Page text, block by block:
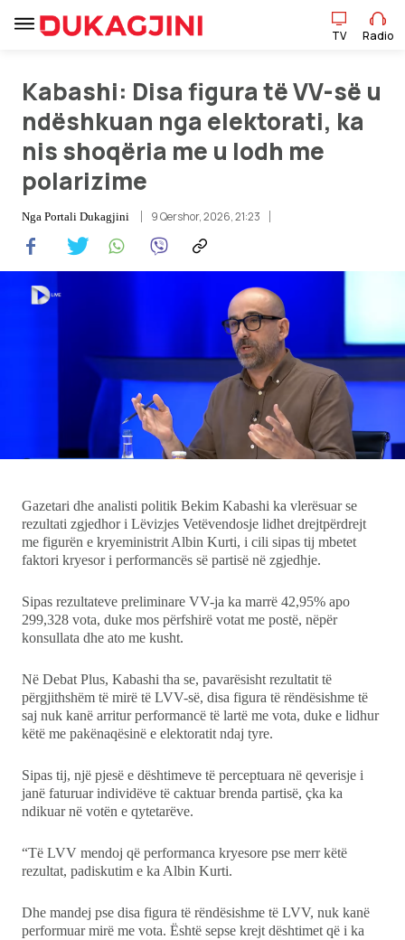
TV Radio
Lajme
Sport
Pikëpamje
Art Jete
Ekonomi
Udhëtime
TV Radio
Kabashi: Disa figura të VV-së u
ndëshkuan nga elektorati, ka
nis shoqëria me u lodh me
polarizime
Nga Portali Dukagjini 9 Qershor, 2026, 21:23
Gazetari dhe analisti politik Bekim Kabashi ka vlerësuar se
rezultati zgjedhor i Lëvizjes Vetëvendosje lidhet drejtpërdrejt
me figurën e kryeministrit Albin Kurti, i cili sipas tij mbetet
faktori kryesor i performancës së partisë në zgjedhje.
Sipas rezultateve preliminare VV-ja ka marrë 42,95% apo
299,328 vota, duke mos përfshirë votat me postë, nëpër
konsullata dhe ato me kusht.
Në Debat Plus, Kabashi tha se, pavarësisht rezultatit të
përgjithshëm të mirë të LVV-së, disa figura të rëndësishme të
saj nuk kanë arritur performancë të lartë me vota, duke e lidhur
këtë me pakënaqësinë e elektoratit ndaj tyre.
Sipas tij, një pjesë e dështimeve të perceptuara në qeverisje i
janë faturuar individëve të caktuar brenda partisë, çka ka
ndikuar në votën e qytetarëve.
“Të LVV mendoj që performanca kryesore pse merr këtë
rezultat, padiskutim e ka Albin Kurti.
Dhe mandej pse disa figura të rëndësishme të LVV, nuk kanë
performuar mirë me vota. Është sepse krejt dështimet që i ka